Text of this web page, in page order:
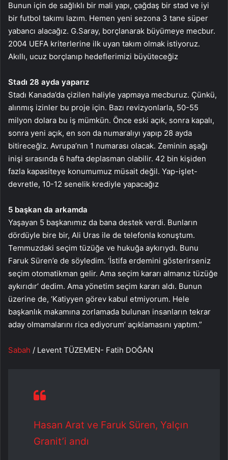
Bunun için de sağlıklı bir mali yapı, çağdaş bir stad ve iyi
bir futbol takımı lazım. Hemen yeni sezona 3 tane süper
yabancı alacağız. G.Saray, borçlanarak büyümeye mecbur.
2004 UEFA kriterlerine ilk uyan takım olmak istiyoruz.
Akıllı, ucuz borçlanıp hedeflerimizi büyüteceğiz
Stadı 28 ayda yaparız
Stadı Kanada’da çizilen haliyle yapmaya mecburuz. Çünkü,
alınmış izinler bu proje için. Bazı revizyonlarla, 50-55
milyon dolara bu iş mümkün. Önce eski açık, sonra kapalı,
sonra yeni açık, en son da numaralıyı yapıp 28 ayda
bitireceğiz. Avrupa’nın 1 numarası olacak. Zeminin aşağı
inişi sırasında 6 hafta deplasman olabilir. 42 bin kişiden
fazla kapasiteye konumumuz müsait değil. Yap-işlet-
devretle, 10-12 senelik krediyle yapacağız
5 başkan da arkamda
Yaşayan 5 başkanımız da bana destek verdi. Bunların
dördüyle bire bir, Ali Uras ile de telefonla konuştum.
Temmuzdaki seçim tüzüğe ve hukuğa aykırıydı. Bunu
Faruk Süren’e de söyledim. ‘İstifa erdemini gösterirseniz
seçim otomatikman gelir. Ama seçim kararı almanız tüzüğe
aykırıdır’ dedim. Ama yönetim seçim kararı aldı. Bunun
üzerine de, ‘Katiyyen görev kabul etmiyorum. Hele
başkanlık makamına zorlamada bulunan insanların tekrar
aday olmamalarını rica ediyorum’ açıklamasını yaptım.”
Sabah / Levent TÜZEMEN- Fatih DOĞAN
Hasan Arat ve Faruk Süren, Yalçın
Granit’i andı